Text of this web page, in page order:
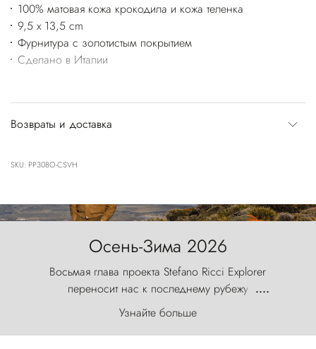
100% матовая кожа крокодила и кожа теленка
9,5 x 13,5 cm
Фурнитура с золотистым покрытием
Сделано в Италии
Возвраты и доставка
SKU: PP308O-CSVH
Осень-Зима 2026
Восьмая глава проекта Stefano Ricci Explorer
переносит нас к последнему рубежу
первозданного мира, где ветер с
первобытной яростью ваяет ландшафт, а пики
Торрес-дель-Пайне, словно каменные стражи,
....
Узнайте больше